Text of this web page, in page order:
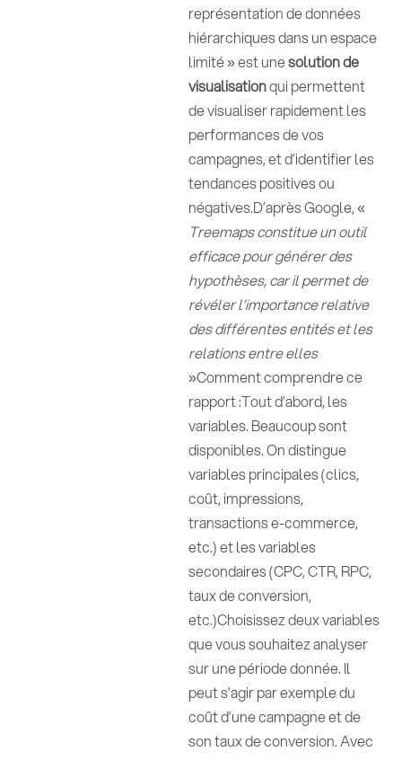
représentation de données
hiérarchiques dans un espace
limité » est unesolution de
visualisationqui permettent
de visualiser rapidement les
performances de vos
campagnes, et d’identifier les
tendances positives ou
négatives.D’après Google, «
Treemaps constitue un outil
efficace pour générer des
hypothèses, car il permet de
révéler l’importance relative
des différentes entités et les
relations entre elles
»Comment comprendre ce
rapport :Tout d’abord, les
variables. Beaucoup sont
disponibles. On distingue
variables principales (clics,
coût, impressions,
transactions e-commerce,
etc.) et les variables
secondaires (CPC, CTR, RPC,
taux de conversion,
etc.)Choisissez deux variables
que vous souhaitez analyser
sur une période donnée. Il
peut s’agir par exemple du
coût d’une campagne et de
son taux de conversion. Avec